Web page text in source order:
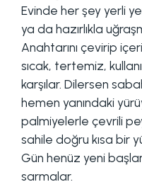
Evinde her şey yerli
ya da hazırlıkla
Anahtarını çevirip
sıcak, tertemiz,
karşılar. Dilersen
hemen yanındaki
palmiyelerle çevrili
sahile doğru kısa bir
Gün henüz yeni
sarmalar.